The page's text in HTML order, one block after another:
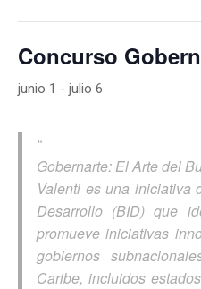
Concurso
junio 1 - julio 6
Gobernarte: El Arte del
Valenti es una iniciativa
Desarrollo (BID) que
promueve iniciativas
gobiernos
Caribe, incluidos